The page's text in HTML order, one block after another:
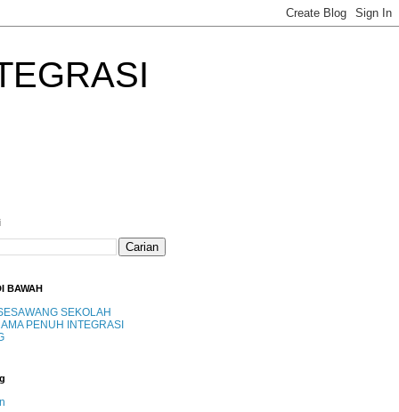
BAWAH
SEKOLAH
PENUH INTEGRASI